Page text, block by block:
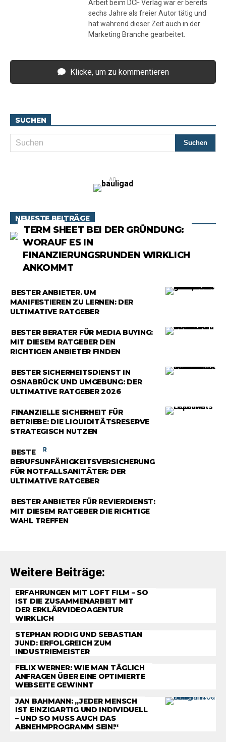
Arbeit beim DCF Verlag war er bereits
sechs Jahre als freier Autor tätig und
hat während dieser Zeit auch in der
Marketing Branche gearbeitet.
Klicke, um zu kommentieren
SUCHEN
AD
NEUESTE BEITRÄGE
TERM SHEET BEI DER GRÜNDUNG:
WORAUF ES IN
FINANZIERUNGSRUNDEN WIRKLICH
ANKOMMT
RATGEBER
BESTER ANBIETER, UM
MANIFESTIEREN ZU LERNEN: DER
ULTIMATIVE RATGEBER
RATGEBER
BESTER BERATER FÜR MEDIA BUYING:
MIT DIESEM RATGEBER DEN
RICHTIGEN ANBIETER FINDEN
RATGEBER
BESTER SICHERHEITSDIENST IN
OSNABRÜCK UND UMGEBUNG: DER
ULTIMATIVE RATGEBER 2026
RATGEBER
FINANZIELLE SICHERHEIT FÜR
BETRIEBE: DIE LIQUIDITÄTSRESERVE
STRATEGISCH NUTZEN
RATGEBER
BESTE
BERUFSUNFÄHIGKEITSVERSICHERUNG
FÜR NOTFALLSANITÄTER: DER
ULTIMATIVE RATGEBER
RATGEBER
BESTER ANBIETER FÜR REVIERDIENST:
MIT DIESEM RATGEBER DIE RICHTIGE
WAHL TREFFEN
Weitere Beiträge:
ERFAHRUNGEN MIT LOFT FILM – SO
IST DIE ZUSAMMENARBEIT MIT
DER ERKLÄRVIDEOAGENTUR
WIRKLICH
STEPHAN RODIG UND SEBASTIAN
JUND: ERFOLGREICH ZUM
INDUSTRIEMEISTER
FELIX WERNER: WIE MAN TÄGLICH
ANFRAGEN ÜBER EINE OPTIMIERTE
WEBSEITE GEWINNT
JAN BAHMANN: „JEDER MENSCH
IST EINZIGARTIG UND INDIVIDUELL
– UND SO MUSS AUCH DAS
ABNEHMPROGRAMM SEIN!“